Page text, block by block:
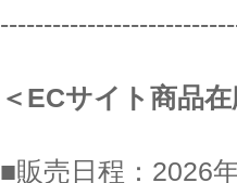
＜ECサイト商品
■販売日程：2026